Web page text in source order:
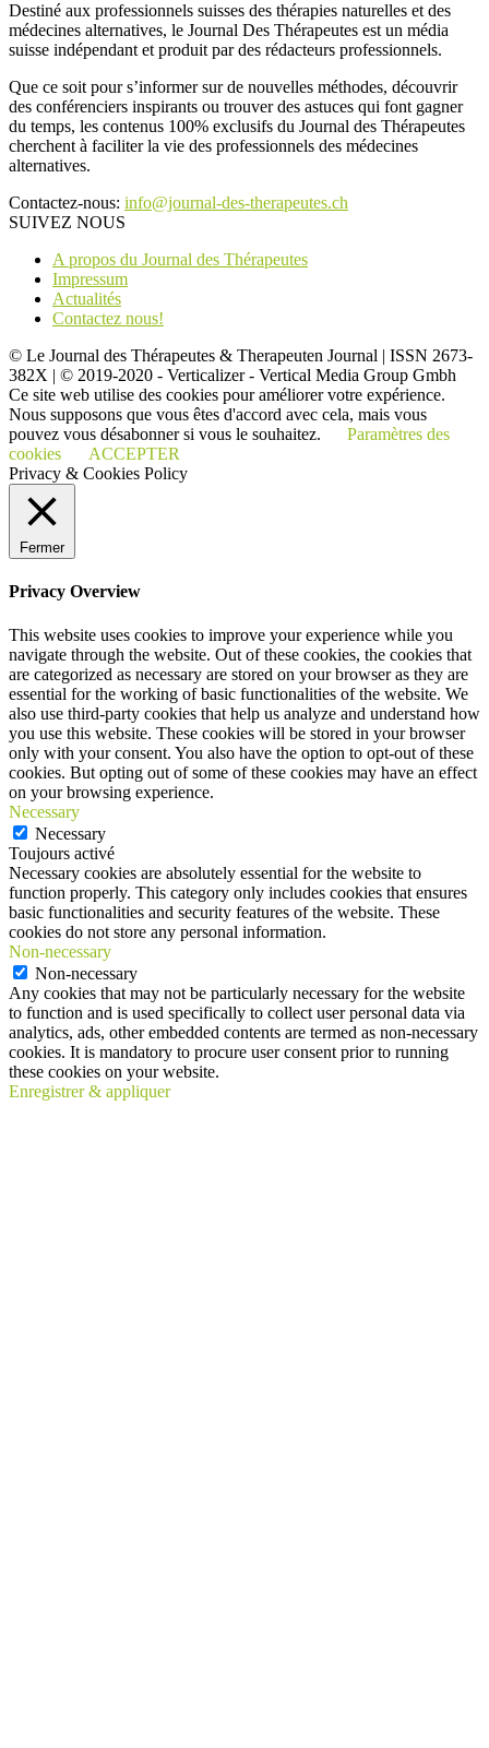
Destiné aux professionnels suisses des thérapies naturelles et des
médecines alternatives, le Journal Des Thérapeutes est un média
suisse indépendant et produit par des rédacteurs professionnels.
Que ce soit pour s’informer sur de nouvelles méthodes, découvrir
des conférenciers inspirants ou trouver des astuces qui font gagner
du temps, les contenus 100% exclusifs du Journal des Thérapeutes
cherchent à faciliter la vie des professionnels des médecines
alternatives.
Contactez-nous: info@journal-des-therapeutes.ch
SUIVEZ NOUS
A propos du Journal des Thérapeutes
Impressum
Actualités
Contactez nous!
© Le Journal des Thérapeutes & Therapeuten Journal | ISSN 2673-
382X | © 2019-2020 - Verticalizer - Vertical Media Group Gmbh
Ce site web utilise des cookies pour améliorer votre expérience.
Nous supposons que vous êtes d'accord avec cela, mais vous
pouvez vous désabonner si vous le souhaitez.
Paramètres des
cookies
ACCEPTER
Privacy & Cookies Policy
Fermer
Privacy Overview
This website uses cookies to improve your experience while you
navigate through the website. Out of these cookies, the cookies that
are categorized as necessary are stored on your browser as they are
essential for the working of basic functionalities of the website. We
also use third-party cookies that help us analyze and understand how
you use this website. These cookies will be stored in your browser
only with your consent. You also have the option to opt-out of these
cookies. But opting out of some of these cookies may have an effect
on your browsing experience.
Necessary
Necessary
Toujours activé
Necessary cookies are absolutely essential for the website to
function properly. This category only includes cookies that ensures
basic functionalities and security features of the website. These
cookies do not store any personal information.
Non-necessary
Non-necessary
Any cookies that may not be particularly necessary for the website
to function and is used specifically to collect user personal data via
analytics, ads, other embedded contents are termed as non-necessary
cookies. It is mandatory to procure user consent prior to running
these cookies on your website.
Enregistrer & appliquer